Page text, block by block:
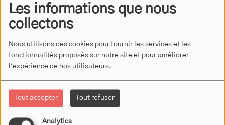
Les informations que nous
collectons
Nous utilisons des cookies pour fournir les services et les
fonctionnalités proposés sur notre site et pour améliorer
l'expérience de nos utilisateurs.
Tout accepter Tout refuser
Analytics
• L’Amicale Laïque de Prémilhat organise sa traditionnelle
brocante. Ouverture au public de 6h à 18h. Venez chiner dans le
bourg de Prémilhat. Buvette et restauration sur place au profit de
l’Amicale Laïque. Pour tous renseignements, vous pouvez nous
contacter au 07.50.48.90.81